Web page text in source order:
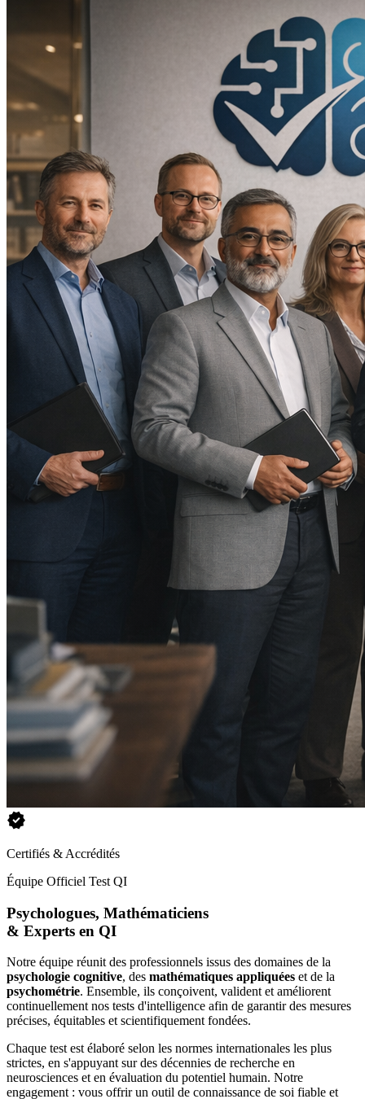
verified
Certifiés & Accrédités
Équipe Officiel Test QI
Psychologues, Mathématiciens
& Experts en QI
Notre équipe réunit des professionnels issus des domaines de la
psychologie cognitive, des mathématiques appliquées et de la
psychométrie. Ensemble, ils conçoivent, valident et améliorent
continuellement nos tests d'intelligence afin de garantir des mesures
précises, équitables et scientifiquement fondées.
Chaque test est élaboré selon les normes internationales les plus
strictes, en s'appuyant sur des décennies de recherche en
neurosciences et en évaluation du potentiel humain. Notre
engagement : vous offrir un outil de connaissance de soi fiable et